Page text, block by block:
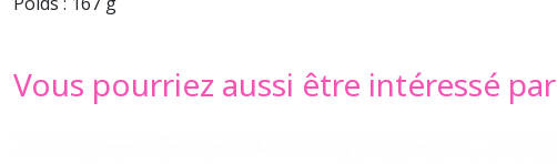
Vous pourriez aussi être intéressé par